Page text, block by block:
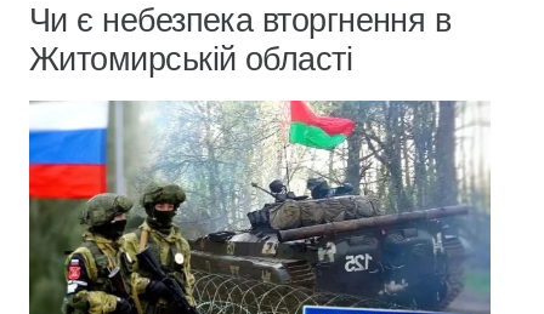
Чи є небезпека вторгнення в
Житомирській області